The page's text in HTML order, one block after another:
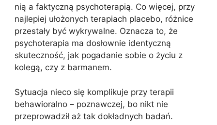
nią a faktyczną psychoterapią. Co więcej, przy
najlepiej ułożonych terapiach placebo, różnice
przestały być wykrywalne. Oznacza to, że
psychoterapia ma dosłownie identyczną
skuteczność, jak pogadanie sobie o życiu z
kolegą, czy z barmanem.
Sytuacja nieco się komplikuje przy terapii
behawioralno – poznawczej, bo nikt nie
przeprowadził aż tak dokładnych badań.